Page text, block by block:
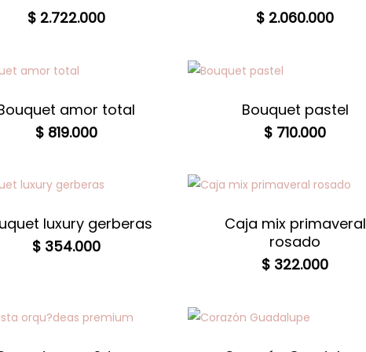
$2.722.000
$ 2.060.000
amor total
$819.000
Bouquet pastel
$ 710.000
luxury gerberas
$354.000
Caja mix primaveral
rosado
$ 322.000